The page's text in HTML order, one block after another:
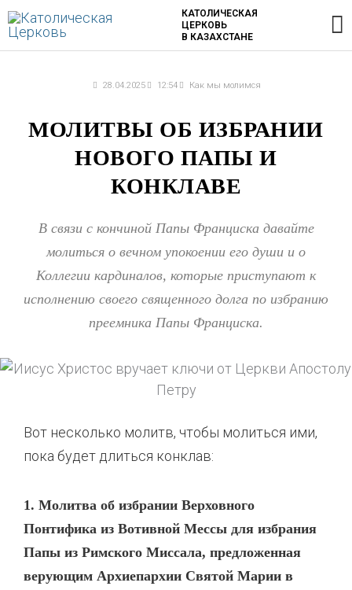
Перейти
содержимому
КАТОЛИЧЕСКАЯ
ЦЕРКОВЬ
В КАЗАХСТАНЕ
28.04.2025 12:54 Как мы молимся
МОЛИТВЫ ОБ ИЗБРАНИИ
НОВОГО ПАПЫ И
КОНКЛАВЕ
В связи с кончиной Папы Франциска давайте
молиться о вечном упокоении его души и о
Коллегии кардиналов, которые приступают к
исполнению своего священного долга по избранию
преемника Папы Франциска.
Вот несколько молитв, чтобы молиться ими,
пока будет длиться конклав:
1. Молитва об избрании Верховного
Понтифика из Вотивной Мессы для избрания
Папы из Римского Миссала, предложенная
верующим Архиепархии Святой Марии в